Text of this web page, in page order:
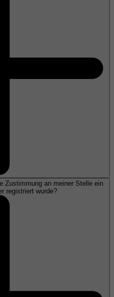
Zustimmung an meiner Stelle ein
registriert wurde?